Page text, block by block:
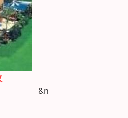
拍摄 &n